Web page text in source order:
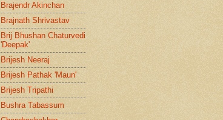
Brajendr Akinchan
Brajnath Shrivastav
Brij Bhushan Chaturvedi
'Deepak'
Brijesh Neeraj
Brijesh Pathak 'Maun'
Brijesh Tripathi
Bushra Tabassum